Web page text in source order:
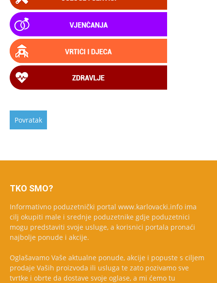
TKO SMO?
Informativno poduzetnički portal www.karlovacki.info ima
cilj okupiti male i srednje poduzetnike gdje poduzetnici
mogu predstaviti svoje usluge, a korisnici portala pronaći
najbolje ponude i akcije.
Oglašavamo Vaše aktualne ponude, akcije i popuste s ciljem
prodaje Vaših proizvoda ili usluga te zato pozivamo sve
tvrtke i obrte da dostave svoje oglase, a mi ćemo tu